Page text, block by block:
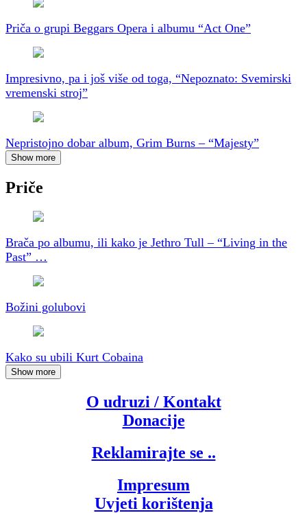
Priča o grupi Beggars Opera i albumu “Act One”
Impresivno, pa i još više od toga, “Nepoznato: Svemirski
vremenski stroj”
Nepristojno dobar album, Grim Burns – “Majesty”
Show more
Priče
Brača po albumu, ili kako je Jethro Tull – “Living in the
Past” …
Božini golubovi
Kako su ubili Kurt Cobaina
Show more
O udruzi / Kontakt
Donacije
Reklamirajte se ..
Impresum
Uvjeti korištenja